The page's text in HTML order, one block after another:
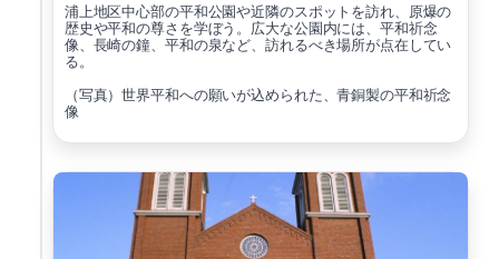
浦上地区中心部の平和公園や近隣のスポットを訪れ、原爆の
歴史や平和の尊さを学ぼう。広大な公園内には、平和祈念
像、長崎の鐘、平和の泉など、訪れるべき場所が点在してい
る。
（写真）世界平和への願いが込められた、青銅製の平和祈念
像